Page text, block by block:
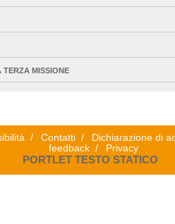
MISSIONE
/ Contatti /
Dichiarazione di
feedback / Privacy
PORTLET TESTO STATICO